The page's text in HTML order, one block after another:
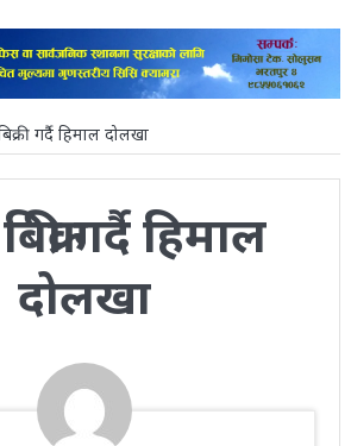
गर्दै हिमाल दोलखा
गर्दै हिमाल
दोलखा